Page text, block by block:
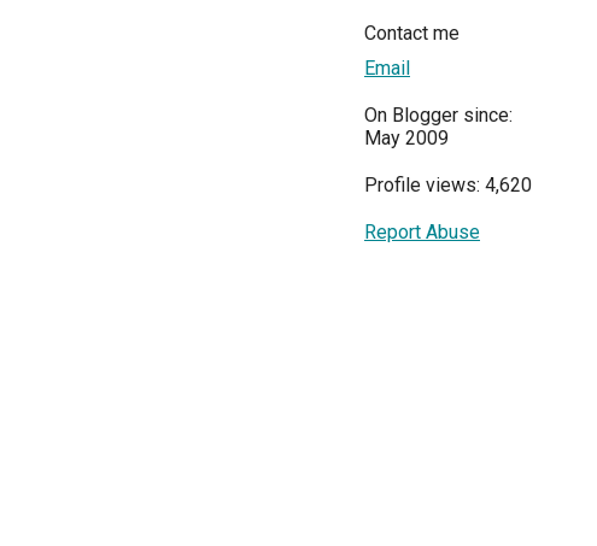
Contact me
Email
On Blogger since:
May 2009
Profile views: 4,620
Report Abuse